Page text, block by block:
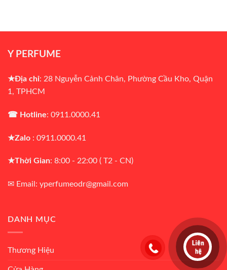
Y PERFUME
★Địa chỉ: 28 Nguyễn Cảnh Chân, Phường Cầu Kho, Quận
1, TPHCM
☎ Hotline: 0911.0000.41
★Zalo : 0911.0000.41
★Thời Gian: 8:00 - 22:00 ( T2 - CN)
✉ Email: yperfumeodr@gmail.com
DANH MỤC
Thương Hiệu